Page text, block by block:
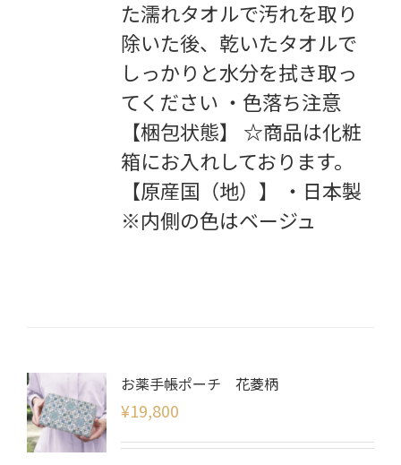
た濡れタオルで汚れを取り
除いた後、乾いたタオルで
しっかりと水分を拭き取っ
てください ・色落ち注意
【梱包状態】 ☆商品は化粧
箱にお入れしております。
【原産国（地）】 ・日本製
※内側の色はベージュ
お薬手帳ポーチ 花菱柄
¥19,800